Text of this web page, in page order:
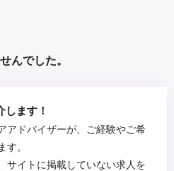
んでした。
ます！
アドバイザーが、ご経験やご希
。
サイトに掲載していない求人を